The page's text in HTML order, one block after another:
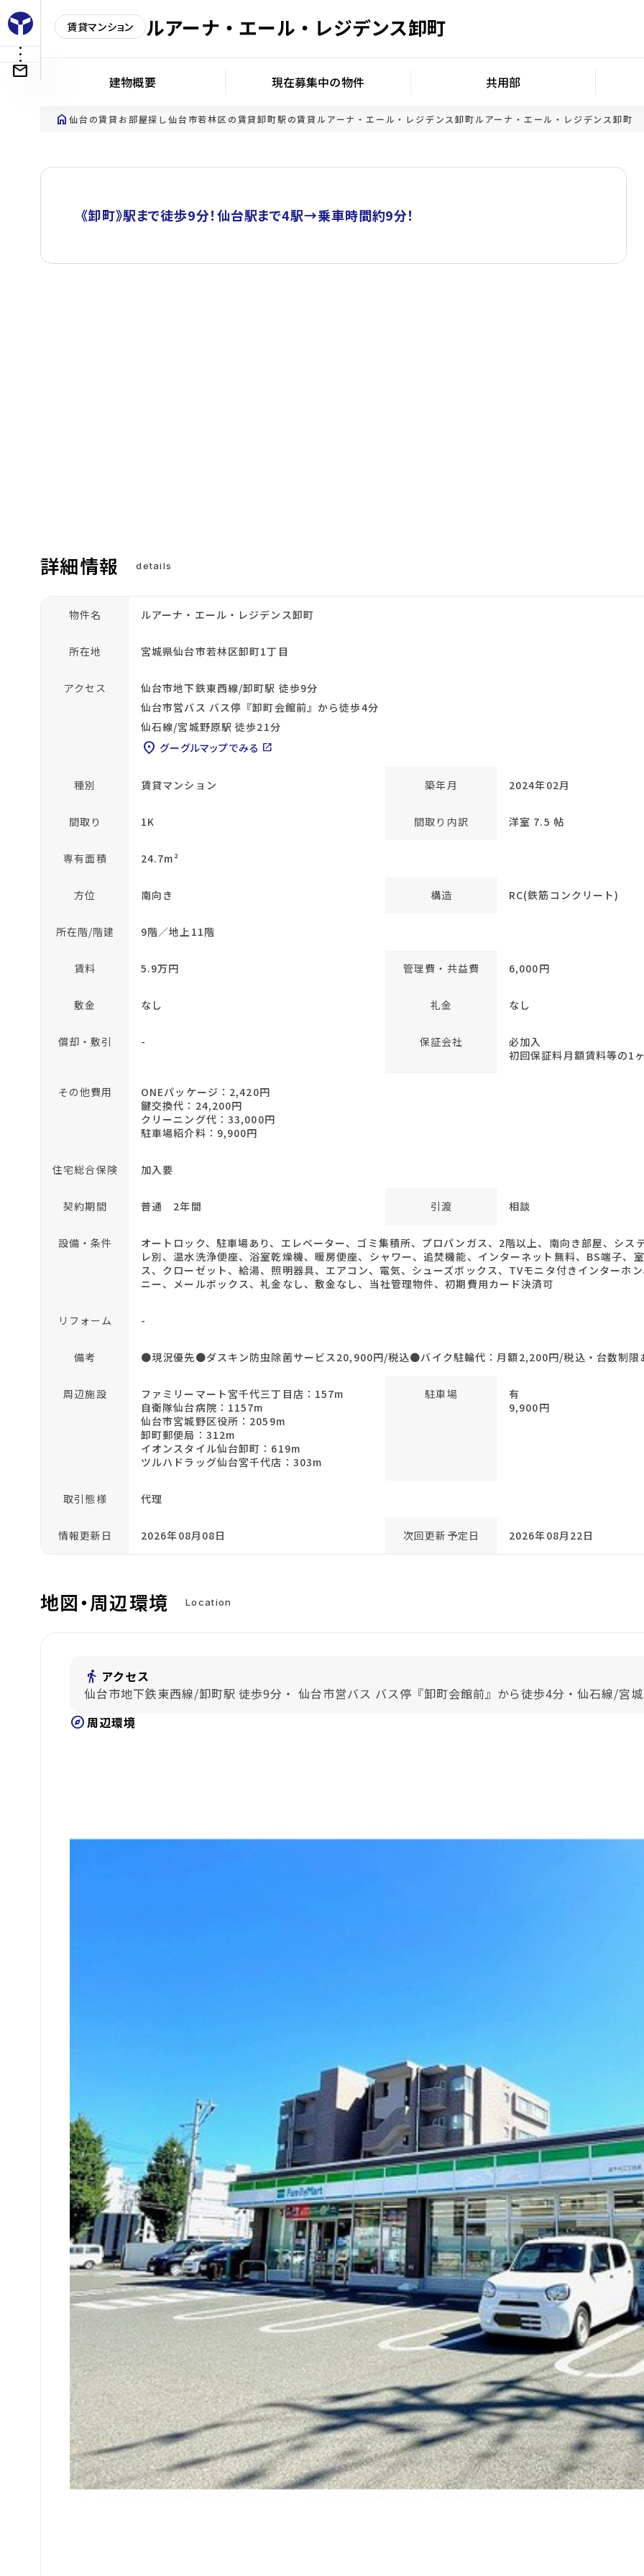
賃貸マンション ルアーナ・エール・レジデンス卸町
建物概要 現在募集中の物件 共用部
home 仙台の賃貸お部屋探し仙台市若林区の賃貸卸町駅の賃貸ルアーナ・エール・レジデンス卸町ルアーナ・エール・レジデンス卸町
《卸町》駅まで徒歩9分！仙台駅まで4駅→乗車時間約9分！
詳細情報 details
物件名 ルアーナ・エール・レジデンス卸町
所在地 宮城県仙台市若林区卸町1丁目
アクセス
仙台市地下鉄東西線/卸町駅 徒歩9分
仙台市営バス バス停『卸町会館前』から徒歩4分
仙石線/宮城野原駅 徒歩21分
location_on グーグルマップでみる open_in_new
種別 賃貸マンション 築年月 2024年02月
間取り 1K 間取り内訳 洋室 7.5 帖
専有面積 24.7m²
方位 南向き 構造 RC(鉄筋コンクリート)
所在階/階建 9階／地上11階
賃料 5.9万円 管理費・共益費 6,000円
敷金 なし 礼金 なし
償却・敷引 - 保証会社
必加入
初回保証料月額賃料等の1
その他費用
ONEパッケージ：2,420円
鍵交換代：24,200円
クリーニング代：33,000円
駐車場紹介料：9,900円
住宅総合保険 加入要
契約期間 普通 2年間 引渡 相談
設備・条件
オートロック、駐車場あり、エレベーター、ゴミ集積所、プロパンガス、2階以上、南向き部屋、シ
レ別、温水洗浄便座、浴室乾燥機、暖房便座、シャワー、追焚機能、インターネット無料、BS端子、
ス、クローゼット、給湯、照明器具、エアコン、電気、シューズボックス、TVモニタ付きインターホ
ニー、メールボックス、礼金なし、敷金なし、当社管理物件、初期費用カード決済可
リフォーム -
備考 ●現況優先●ダスキン防虫除菌サービス20,900円/税込●バイク駐輪代：月額2,200円/税込・台数制限
周辺施設
ファミリーマート宮千代三丁目店：157m
自衛隊仙台病院：1157m
仙台市宮城野区役所：2059m
卸町郵便局：312m
イオンスタイル仙台卸町：619m
ツルハドラッグ仙台宮千代店：303m
駐車場
有
9,900円
取引態様 代理
情報更新日 2026年08月08日 次回更新予定日 2026年08月22日
地図・周辺環境 Location
directions_walk アクセス
仙台市地下鉄東西線/卸町駅 徒歩9分・ 仙台市営バス バス停『卸町会館前』から徒歩4分・仙石線/宮
explore周辺環境